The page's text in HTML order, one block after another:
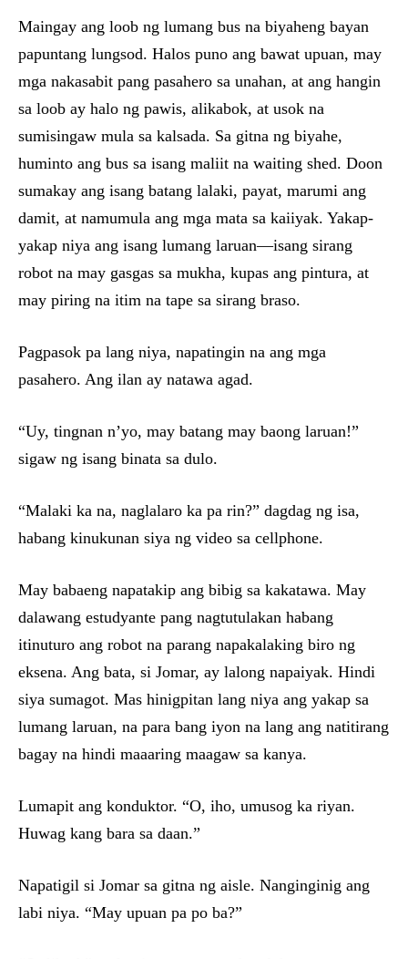
Maingay ang loob ng lumang bus na biyaheng bayan
papuntang lungsod. Halos puno ang bawat upuan, may
mga nakasabit pang pasahero sa unahan, at ang hangin
sa loob ay halo ng pawis, alikabok, at usok na
sumisingaw mula sa kalsada. Sa gitna ng biyahe,
huminto ang bus sa isang maliit na waiting shed. Doon
sumakay ang isang batang lalaki, payat, marumi ang
damit, at namumula ang mga mata sa kaiiyak. Yakap-
yakap niya ang isang lumang laruan—isang sirang
robot na may gasgas sa mukha, kupas ang pintura, at
may piring na itim na tape sa sirang braso.
Pagpasok pa lang niya, napatingin na ang mga
pasahero. Ang ilan ay natawa agad.
“Uy, tingnan n’yo, may batang may baong laruan!”
sigaw ng isang binata sa dulo.
“Malaki ka na, naglalaro ka pa rin?” dagdag ng isa,
habang kinukunan siya ng video sa cellphone.
May babaeng napatakip ang bibig sa kakatawa. May
dalawang estudyante pang nagtutulakan habang
itinuturo ang robot na parang napakalaking biro ng
eksena. Ang bata, si Jomar, ay lalong napaiyak. Hindi
siya sumagot. Mas hinigpitan lang niya ang yakap sa
lumang laruan, na para bang iyon na lang ang natitirang
bagay na hindi maaaring maagaw sa kanya.
Lumapit ang konduktor. “O, iho, umusog ka riyan.
Huwag kang bara sa daan.”
Napatigil si Jomar sa gitna ng aisle. Nanginginig ang
labi niya. “May upuan pa po ba?”